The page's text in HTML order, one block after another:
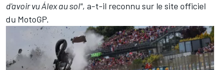
d'avoir vu Álex au sol", a-t-il reconnu sur le site officiel
du MotoGP.